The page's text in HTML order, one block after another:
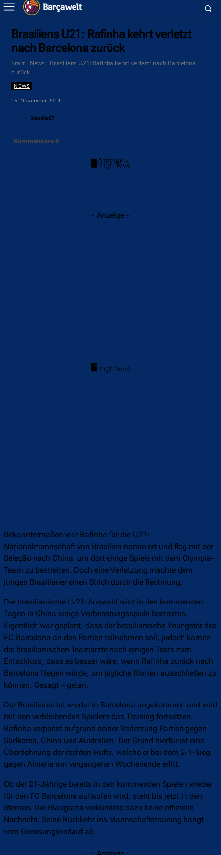
Brasiliens U21: Rafinha kehrt verletzt
nach Barcelona zurück
Start News
Brasiliens U21: Rafinha kehrt verletzt nach Barcelona
zurück
NEWS
15. November 2014
Xavilla67
Kommentare0
- Anzeige -
- Anzeige -
Bekanntermaßen war Rafinha für die U21-
Nationalmannschaft von Brasilien nominiert und flog mit der
Seleção nach China, um dort einige Spiele mit dem Olympia-
Team zu bestreiten. Doch eine Verletzung machte dem
jungen Brasilianer einen Strich durch die Rechnung.
Die brasilianische U-21-Auswahl wird in den kommenden
Tagen in China einige Vorbereitungsspiele bestreiten.
Eigentlich war geplant, dass der brasilianische Youngster des
FC Barcelona an den Partien teilnehmen soll, jedoch kamen
die brasilianischen Teamärzte nach einigen Tests zum
Entschluss, dass es besser wäre, wenn Rafinha zurück nach
Barcelona fliegen würde, um jegliche Risiken ausschließen zu
können. Gesagt – getan.
Der Brasilianer ist wieder in Barcelona angekommen und wird
mit den verbleibenden Spielern das Training fortsetzen.
Rafinha verpasst aufgrund seiner Verletzung Partien gegen
Südkorea, China und Australien. Der Grund hierfür ist eine
Überdehnung der rechten Hüfte, welche er bei dem 2-1-Sieg
gegen Almería am vergangenen Wochenende erlitt.
Ob der 21-Jährige bereits in den kommenden Spielen wieder
für den FC Barcelona auflaufen wird, steht bis jetzt in den
Sternen. Die Blaugrana verkündete dazu keine offizielle
Nachricht. Seine Rückkehr ins Mannschaftstraining hängt
vom Genesungsverlauf ab.